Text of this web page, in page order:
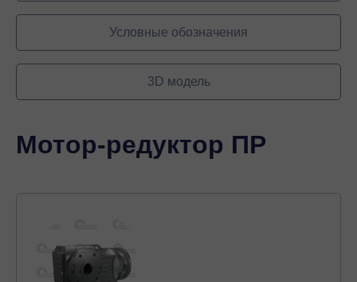
Условные обозначения
3D модель
Мотор-редуктор ПР